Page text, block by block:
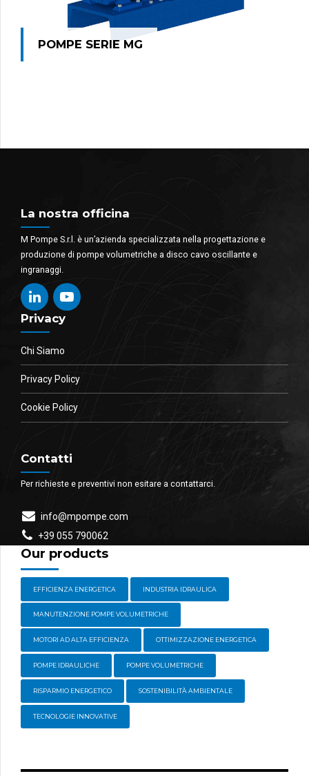
POMPE SERIE MG
La nostra officina
M Pompe S.r.l. è un’azienda specializzata nella progettazione e
produzione di pompe volumetriche a disco cavo oscillante e
ingranaggi.
Privacy
Chi Siamo
Privacy Policy
Cookie Policy
Contatti
Per richieste e preventivi non esitare a contattarci.
info@mpompe.com
+39 055 790062
Our products
EFFICIENZA ENERGETICA INDUSTRIA IDRAULICA
MANUTENZIONE POMPE VOLUMETRICHE
MOTORI AD ALTA EFFICIENZA OTTIMIZZAZIONE ENERGETICA
POMPE IDRAULICHE POMPE VOLUMETRICHE
RISPARMIO ENERGETICO SOSTENIBILITÀ AMBIENTALE
TECNOLOGIE INNOVATIVE